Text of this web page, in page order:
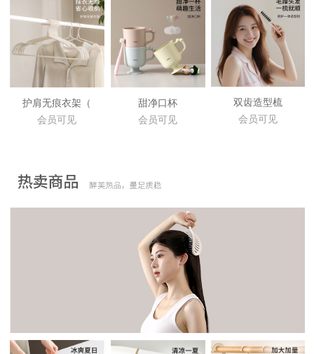
护肩无痕衣架（
会员可见
甜净口杯
会员可见
双齿造型梳
会员可见